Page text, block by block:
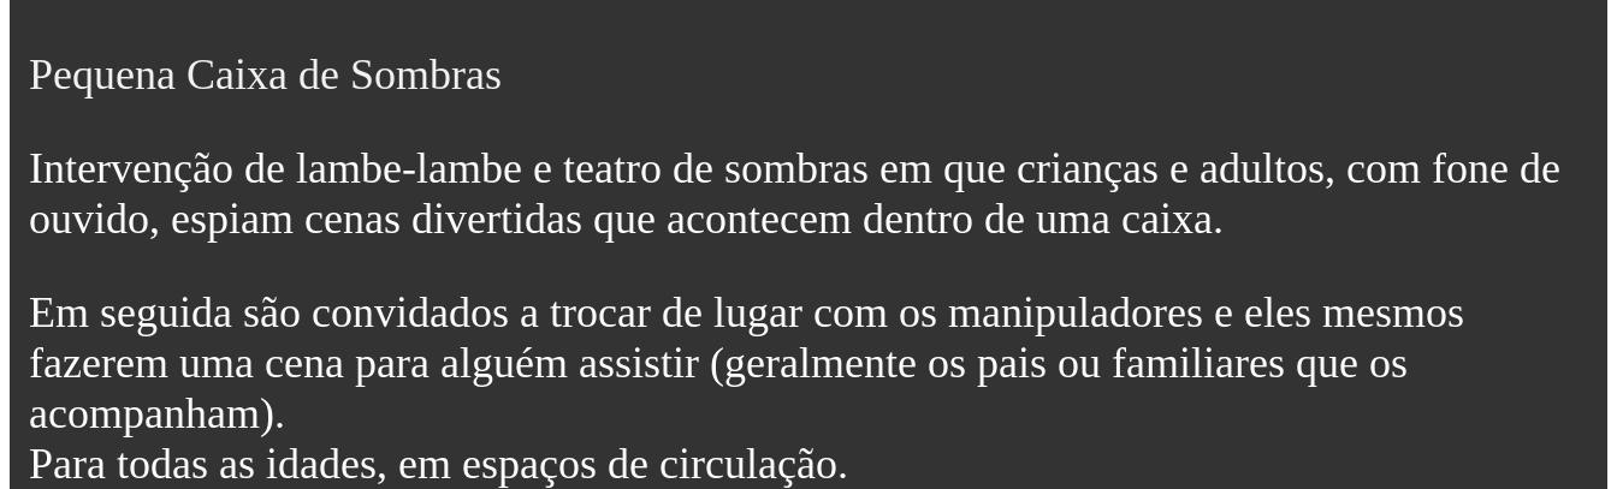
Pequena Caixa de Sombras
Intervenção de lambe-lambe e teatro de sombras em que crianças e adultos, com fone de
ouvido, espiam cenas divertidas que acontecem dentro de uma caixa.
Em seguida são convidados a trocar de lugar com os manipuladores e eles mesmos
fazerem uma cena para alguém assistir (geralmente os pais ou familiares que os
acompanham).
Para todas as idades, em espaços de circulação.